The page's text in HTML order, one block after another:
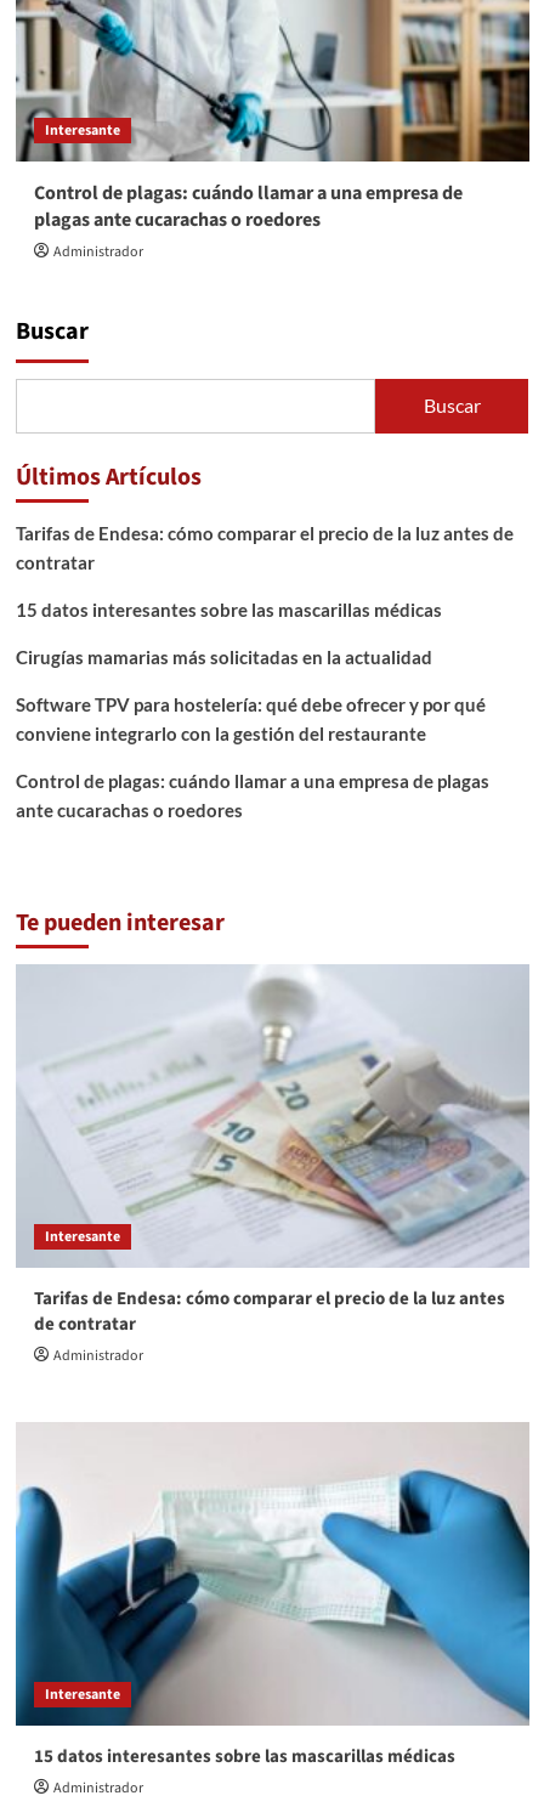
Interesante
Control de plagas: cuándo llamar a una empresa de
plagas ante cucarachas o roedores
Administrador
Buscar
Buscar
Últimos Artículos
Tarifas de Endesa: cómo comparar el precio de la luz antes de
contratar
15 datos interesantes sobre las mascarillas médicas
Cirugías mamarias más solicitadas en la actualidad
Software TPV para hostelería: qué debe ofrecer y por qué
conviene integrarlo con la gestión del restaurante
Control de plagas: cuándo llamar a una empresa de plagas
ante cucarachas o roedores
Te pueden interesar
Interesante
Tarifas de Endesa: cómo comparar el precio de la luz antes
de contratar
Administrador
Interesante
15 datos interesantes sobre las mascarillas médicas
Administrador